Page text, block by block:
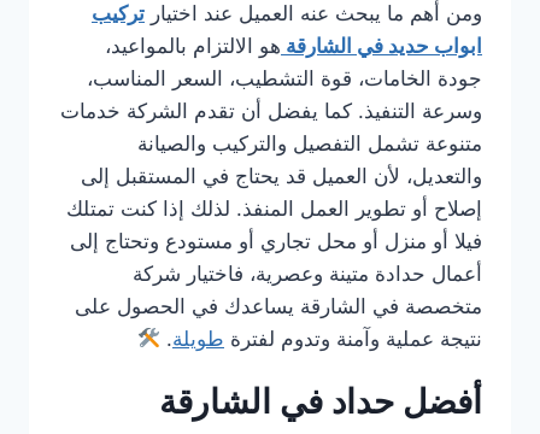
ومن أهم ما يبحث عنه العميل عند اختيار تركيب
ابواب حديد في الشارقة هو الالتزام بالمواعيد،
جودة الخامات، قوة التشطيب، السعر المناسب،
وسرعة التنفيذ. كما يفضل أن تقدم الشركة خدمات
متنوعة تشمل التفصيل والتركيب والصيانة
والتعديل، لأن العميل قد يحتاج في المستقبل إلى
إصلاح أو تطوير العمل المنفذ. لذلك إذا كنت تمتلك
فيلا أو منزل أو محل تجاري أو مستودع وتحتاج إلى
أعمال حدادة متينة وعصرية، فاختيار شركة
متخصصة في الشارقة يساعدك في الحصول على
نتيجة عملية وآمنة وتدوم لفترة طويلة.
أفضل حداد في الشارقة